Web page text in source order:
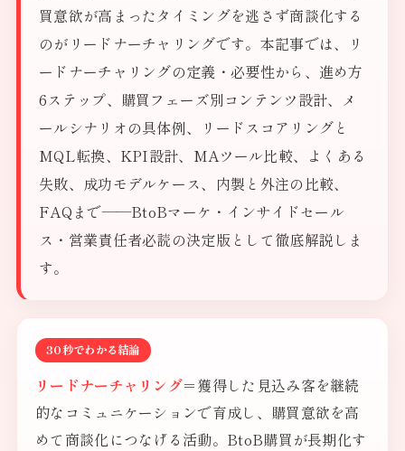
買意欲が高まったタイミングを逃さず商談化する
のがリードナーチャリングです。本記事では、リ
ードナーチャリングの定義・必要性から、進め方
6ステップ、購買フェーズ別コンテンツ設計、メ
ールシナリオの具体例、リードスコアリングと
MQL転換、KPI設計、MAツール比較、よくある
失敗、成功モデルケース、内製と外注の比較、
FAQまで——BtoBマーケ・インサイドセール
ス・営業責任者必読の決定版として徹底解説しま
す。
30秒でわかる結論
リードナーチャリング＝獲得した見込み客を継続
的なコミュニケーションで育成し、購買意欲を高
めて商談化につなげる活動。BtoB購買が長期化す